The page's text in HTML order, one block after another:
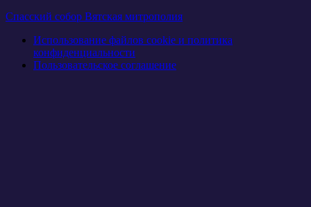
Спасский собор Вятская митрополия
Использование файлов cookie и политика
конфиденциальности
Пользовательское соглашение